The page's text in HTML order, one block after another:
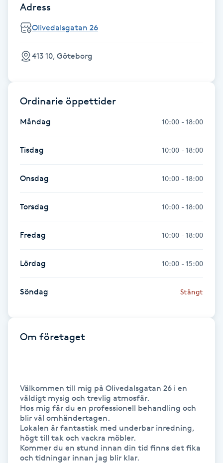
Gua Sha-massage
Hatha Yoga
Healing
Herrklippning
Huduppstramning
Hudvård
Hyperhidros
Hypnos
Hårborttagning
Adress
Olivedalsgatan 26
413 10, Göteborg
Ordinarie öppettider
Måndag 10:00 - 18:00
Tisdag 10:00 - 18:00
Onsdag 10:00 - 18:00
Torsdag 10:00 - 18:00
Fredag 10:00 - 18:00
Lördag 10:00 - 15:00
Söndag Stängt
Om företaget
Välkommen till mig på Olivedalsgatan 26 i en
väldigt mysig och trevlig atmosfär.
Hos mig får du en professionell behandling och
blir väl omhändertagen.
Lokalen är fantastisk med underbar inredning,
högt till tak och vackra möbler.
Kommer du en stund innan din tid finns det fika
och tidningar innan jag blir klar.